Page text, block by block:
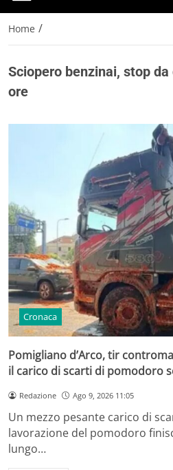
Home /
Sciopero benzinai, stop
ore
Cronaca
Pomigliano d’Arco, tir
il carico di scarti di pomodoro
Redazione Ago 9, 2026 11:05
Un mezzo pesante carico di
lavorazione del pomodoro
lungo…